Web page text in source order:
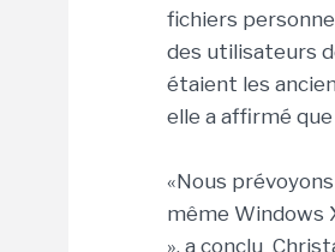
fichiers
des utilisateurs
étaient les
elle a affirmé
«Nous
même Windows
», a conclu